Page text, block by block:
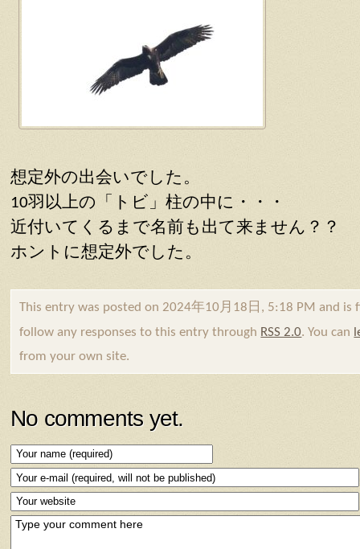
想定外の出会いでした。
10羽以上の「トビ」柱の中に・・・
近付いてくるまで名前も出て来ません？？
ホントに想定外でした。
This entry was posted on 2024年10月18日, 5:18 PM and is
follow any responses to this entry through RSS 2.0. You can
from your own site.
No comments yet.